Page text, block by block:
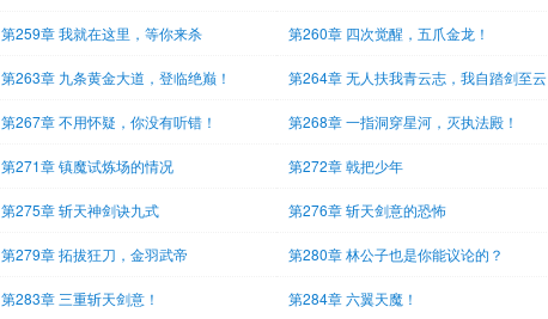
第259章 我就在这里，等你来杀 第260章 四次觉醒，五爪金龙！
第263章 九条黄金大道，登临绝巅！
第264章 无人扶我青云志，我自踏剑至云
巅！
第267章 不用怀疑，你没有听错！ 第268章 一指洞穿星河，灭执法殿！
第271章 镇魔试炼场的情况 第272章 戟把少年
第275章 斩天神剑诀九式 第276章 斩天剑意的恐怖
第279章 拓拔狂刀，金羽武帝 第280章 林公子也是你能议论的？
第283章 三重斩天剑意！ 第284章 六翼天魔！